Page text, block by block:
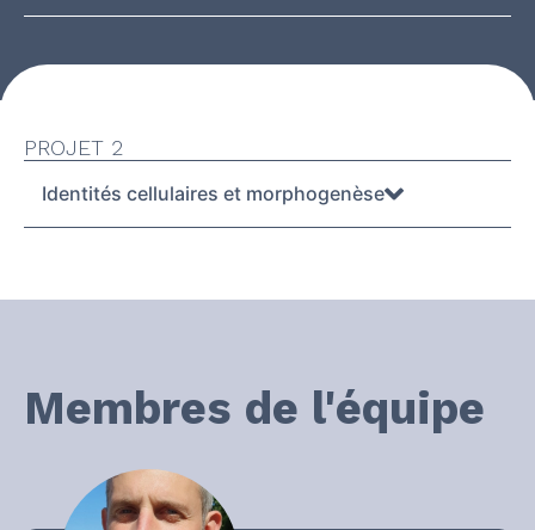
PROJET 2
Identités cellulaires et morphogenèse
Membres de l'équipe